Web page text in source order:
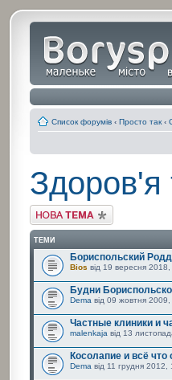
Список форумів ‹ Просто так ‹
Здоров'я
Створити нову тему
ТЕМИ
Бориспольский
Bios від 19 вересня 2018,
Будни
Dema від 09 жовтня
Частные клиники и
malenkaja від 13
Косолапие и всё что
Dema від 11 грудня 2012,